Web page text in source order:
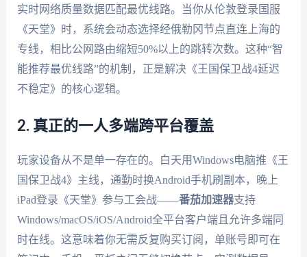
实时网络质量数据匹配最优线路。当你从伦敦登录国服
《天堂》时，系统会动态选择经俄勒冈节点直连上海的
专线，相比公网路由缩短50%以上的跳转次数。这种“智
能推荐最优线路”的机制，正是解决《王国保卫战4延迟
不稳定》的核心逻辑。
2. 真正的一人多端跨平台覆盖
玩家设备从不是单一存在的。白天用Windows电脑推《王
国保卫战4》主线，通勤时换Android手机刷副本，晚上
iPad登录《天堂》参与工会战——番茄加速器支持
Windows/macOS/iOS/Android全平台客户端且允许多端同
时在线。这意味着你无需反复购买订阅，单账号即可在